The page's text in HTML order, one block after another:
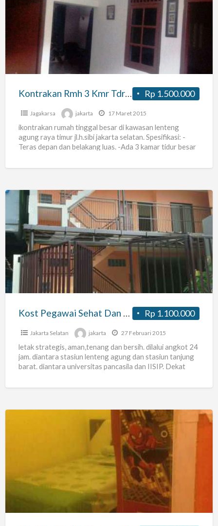
Besar
Lenteng
Jaksel
Rp 1.500.000
Kontrakan Rmh 3 Kmr Tdr Besar Lenteng Agung Jaksel
Jagakarsa jakarta 17 Maret 2015
ikontrakan rumah tinggal besar di kawasan lenteng
agung raya timur jl.h.sibi jakarta selatan. Spesifikasi: -
Teras depan dan belakang luas. -Ada 3 kamar tidur besar
Pegawai
Sehat
Dan
Bersih
Rp 1.100.000
Jakarta Selatan jakarta 27 Februari 2015
letak strategis, aman,tenang dan bersih. dilalui angkot 24
jam. diantara stasiun lenteng agung dan stasiun tanjung
barat. diantara universitas pancasila dan IISIP. Dekat
Stikim
Stikom
Lenteng